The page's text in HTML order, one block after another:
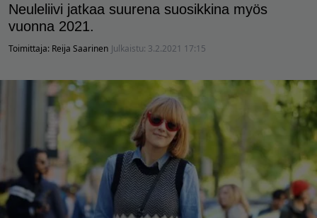
Neuleliivi jatkaa suurena suosikkina myös
vuonna 2021.
Toimittaja: Reija Saarinen Julkaistu: 3.2.2021 17:15